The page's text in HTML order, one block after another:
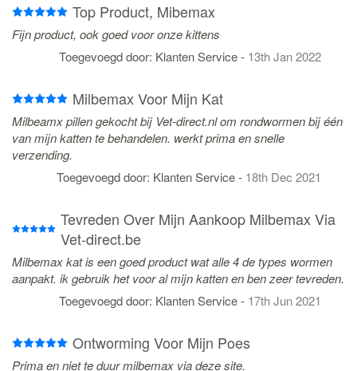
Top Product, Mibemax
Fijn product, ook goed voor onze kittens
Toegevoegd door: Klanten Service- 13th Jan 2022
Milbemax Voor Mijn Kat
Milbeamx pillen gekocht bij Vet-direct.nl om rondwormen bij één
van mijn katten te behandelen. werkt prima en snelle
verzending.
Toegevoegd door: Klanten Service- 18th Dec 2021
Tevreden Over Mijn Aankoop Milbemax Via
Vet-direct.be
Milbemax kat is een goed product wat alle 4 de types wormen
aanpakt. ik gebruik het voor al mijn katten en ben zeer tevreden.
Toegevoegd door: Klanten Service- 17th Jun 2021
Ontworming Voor Mijn Poes
Prima en niet te duur milbemax via deze site.